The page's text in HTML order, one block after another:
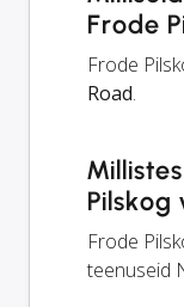
Frode
Frode
Road.
Pilskog
Frode
teenuseid